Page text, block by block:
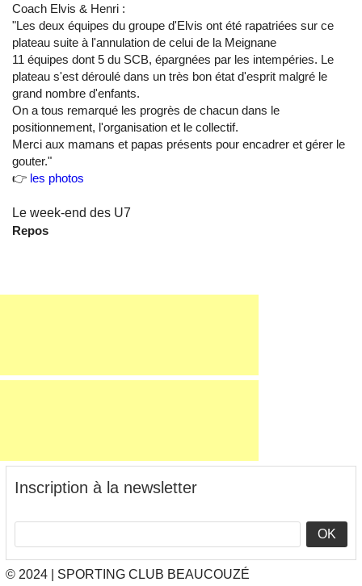
Coach Elvis & Henri :
"Les deux équipes du groupe d'Elvis ont été rapatriées sur ce
plateau suite à l'annulation de celui de la Meignane
11 équipes dont 5 du SCB, épargnées par les intempéries. Le
plateau s'est déroulé dans un très bon état d'esprit malgré le
grand nombre d'enfants.
On a tous remarqué les progrès de chacun dans le
positionnement, l'organisation et le collectif.
Merci aux mamans et papas présents pour encadrer et gérer le
gouter."
👉 les photos
Le week-end des U7
Repos
Inscription à la newsletter
OK
© 2024 | SPORTING CLUB BEAUCOUZÉ